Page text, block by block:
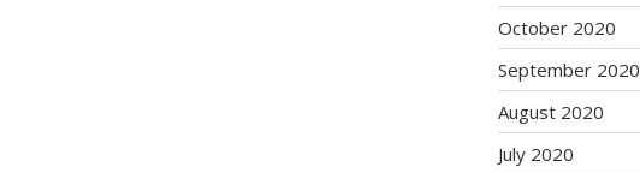
October 2020
September 2020
August 2020
July 2020